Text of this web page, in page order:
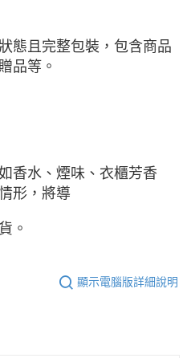
態且完整包裝，包含商品
品等。
香水、煙味、衣櫃芳香
形，將導
。
顯示電腦版詳細說明